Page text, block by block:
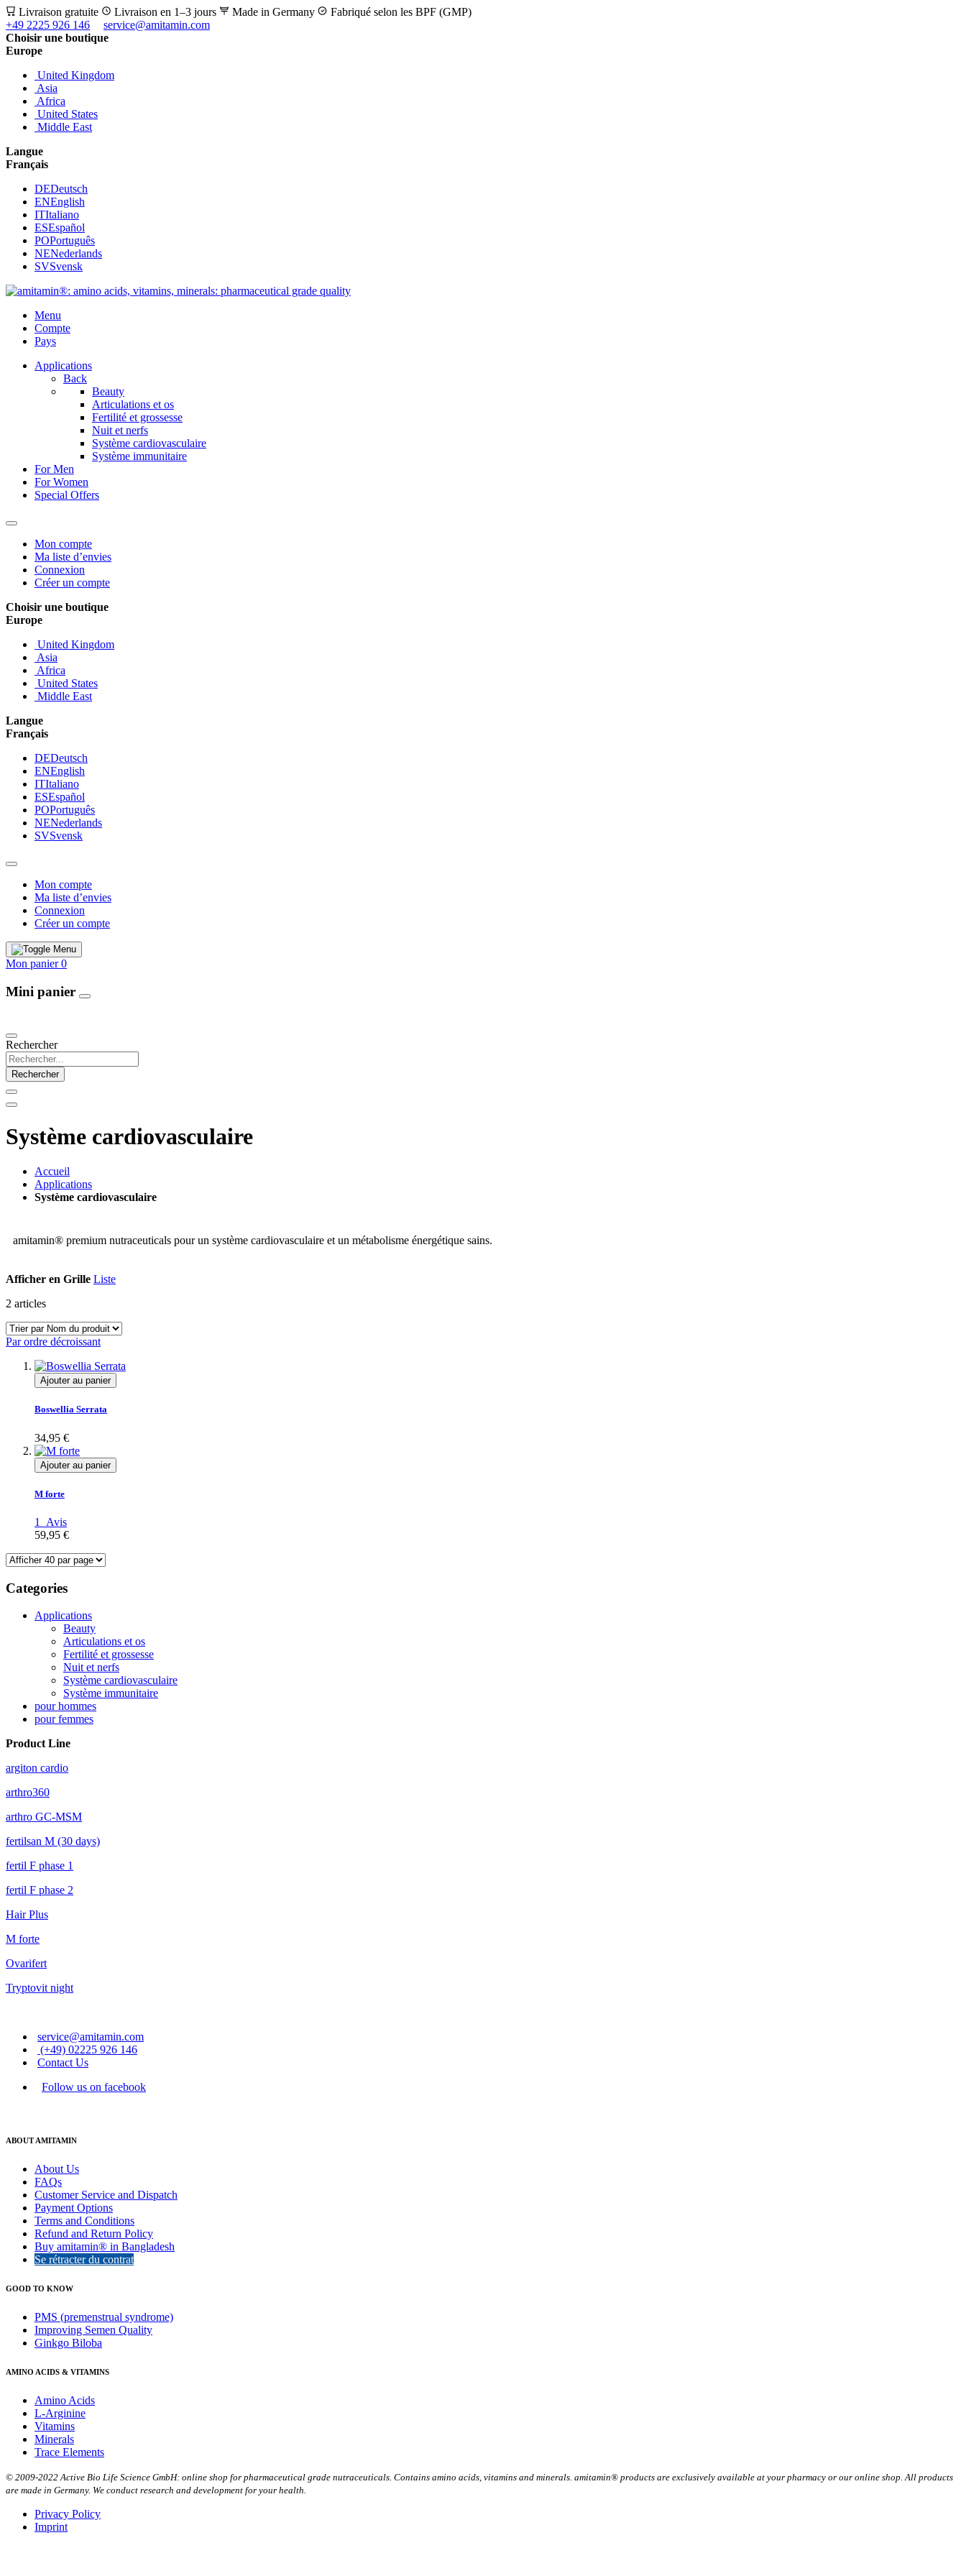
Livraison gratuite Livraison en 1–3 jours Made in Germany
Fabriqué selon les BPF (GMP)
+49 2225 926 146
service@amitamin.com
Choisir une boutique
Europe
United Kingdom
Asia
Africa
United States
Middle East
Langue
Français
DEDeutsch
ENEnglish
ITItaliano
ESEspañol
POPortuguês
NENederlands
SVSvensk
Menu
Compte
Pays
Applications
Back
Beauty
Articulations et os
Fertilité et grossesse
Nuit et nerfs
Système cardiovasculaire
Système immunitaire
For Men
For Women
Special Offers
Mon compte
Ma liste d’envies
Connexion
Créer un compte
Choisir une boutique
Europe
United Kingdom
Asia
Africa
United States
Middle East
Langue
Français
DEDeutsch
ENEnglish
ITItaliano
ESEspañol
POPortuguês
NENederlands
SVSvensk
Mon compte
Ma liste d’envies
Connexion
Créer un compte
Mon panier 0
Mini panier
Rechercher
Rechercher
Système cardiovasculaire
Accueil
Applications
Système cardiovasculaire
amitamin® premium nutraceuticals pour un système cardiovasculaire et un métabolisme énergétique sains.
Afficher en Grille Liste
2 articles
Par ordre décroissant
Ajouter au panier
Boswellia Serrata
34,95 €
Ajouter au panier
M forte
1 Avis
59,95 €
Categories
Applications
Beauty
Articulations et os
Fertilité et grossesse
Nuit et nerfs
Système cardiovasculaire
Système immunitaire
pour hommes
pour femmes
Product Line
argiton cardio
arthro360
arthro GC-MSM
fertilsan M (30 days)
fertil F phase 1
fertil F phase 2
Hair Plus
M forte
Ovarifert
Tryptovit night
service@amitamin.com
(+49) 02225 926 146
Contact Us
Follow us on facebook
ABOUT AMITAMIN
About Us
FAQs
Customer Service and Dispatch
Payment Options
Terms and Conditions
Refund and Return Policy
Buy amitamin® in Bangladesh
Se rétracter du contrat
GOOD TO KNOW
PMS (premenstrual syndrome)
Improving Semen Quality
Ginkgo Biloba
AMINO ACIDS & VITAMINS
Amino Acids
L-Arginine
Vitamins
Minerals
Trace Elements
© 2009-2022 Active Bio Life Science GmbH: online shop for pharmaceutical grade nutraceuticals. Contains amino acids, vitamins and minerals. amitamin® products are exclusively available at your pharmacy or our online shop. All products
are made in Germany. We conduct research and development for your health.
Privacy Policy
Imprint